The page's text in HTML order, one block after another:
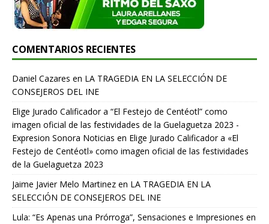
COMENTARIOS RECIENTES
Daniel Cazares en LA TRAGEDIA EN LA SELECCIÓN DE
CONSEJEROS DEL INE
Elige Jurado Calificador a “El Festejo de Centéotl” como
imagen oficial de las festividades de la Guelaguetza 2023 -
Expresion Sonora Noticias en Elige Jurado Calificador a «El
Festejo de Centéotl» como imagen oficial de las festividades
de la Guelaguetza 2023
Jaime Javier Melo Martinez en LA TRAGEDIA EN LA
SELECCIÓN DE CONSEJEROS DEL INE
Lula: “Es Apenas una Prórroga”, Sensaciones e Impresiones en